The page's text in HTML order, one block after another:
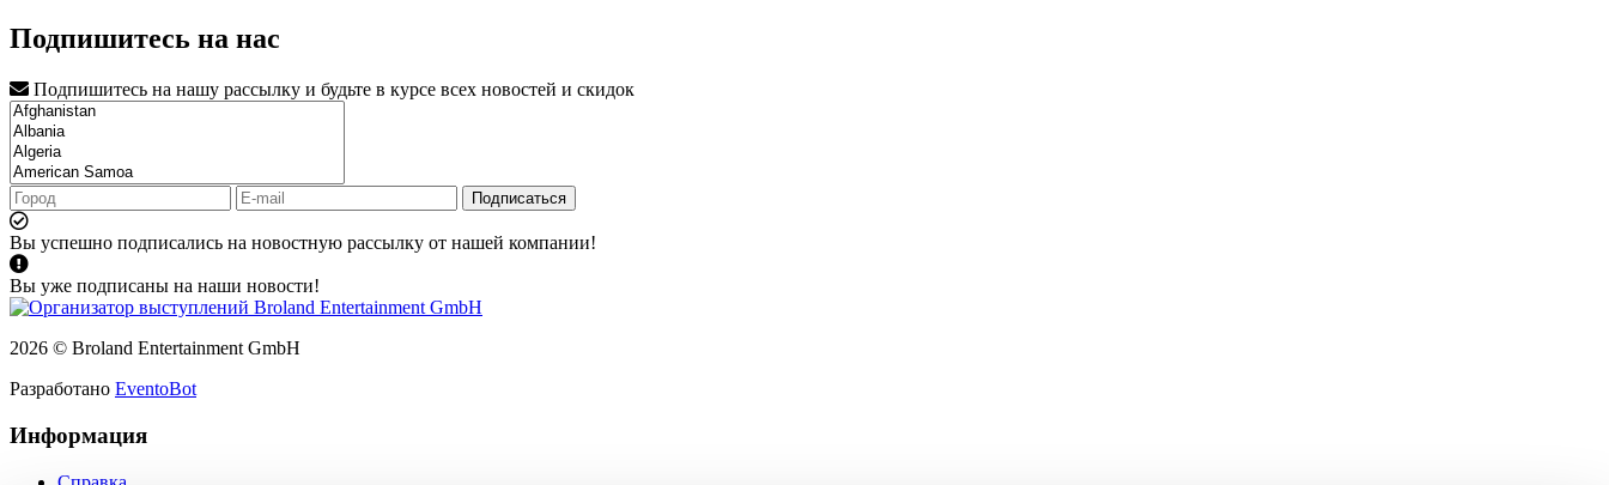
Подпишитесь на нас
Подпишитесь на нашу рассылку и будьте в курсе всех новостей и скидок
Подписаться
Вы успешно подписались на новостную рассылку от нашей компании!
Вы уже подписаны на наши новости!
2026 © Broland Entertainment GmbH
Разработано EventoBot
Информация